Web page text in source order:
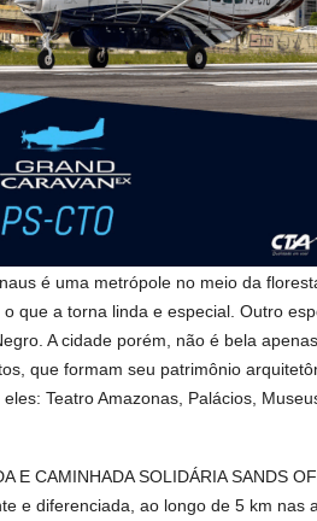
é uma metrópole no meio da
que a torna linda e especial. Outro
A cidade porém, não é bela
que formam seu patrimônio
Teatro Amazonas, Palácios,
E CAMINHADA SOLIDÁRIA SANDS
e diferenciada, ao longo de 5 km nas